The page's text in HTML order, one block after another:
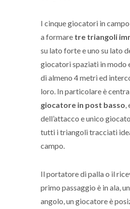
I cinque giocatori in
a formare tre triangoli
su lato forte e uno su lato
giocatori spaziati in modo
di almeno 4 metri ed
loro. In particolare è
giocatore in post basso
dell’attacco e unico
tutti i triangoli tracciati
campo.
Il portatore di palla o il
primo passaggio è in ala,
angolo, un giocatore è